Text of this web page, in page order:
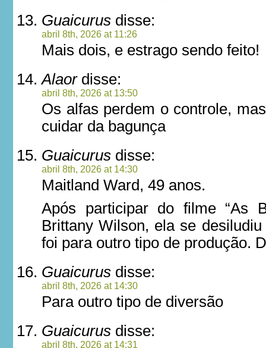
Guaicurus disse:
abril 8th, 2026 at 11:26
Mais dois, e estrago sendo feito!
Alaordisse:
abril 8th, 2026 at 13:50
Os alfas perdem o controle,
cuidar da bagunça
Guaicurus disse:
abril 8th, 2026 at 14:30
Maitland Ward, 49 anos.
Após participar do filme “As
Brittany Wilson, ela se
foi para outro tipo de produção.
Guaicurus disse:
abril 8th, 2026 at 14:30
Para outro tipo de diversão
Guaicurus disse:
abril 8th, 2026 at 14:31